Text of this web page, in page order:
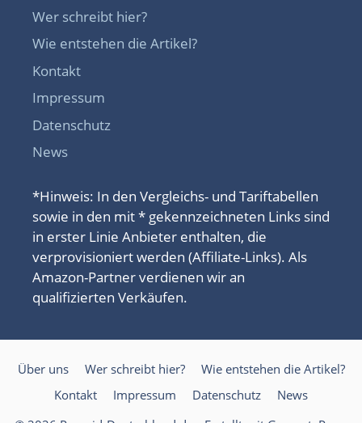
Wer schreibt hier?
Wie entstehen die Artikel?
Kontakt
Impressum
Datenschutz
News
*Hinweis: In den Vergleichs- und Tariftabellen
sowie in den mit * gekennzeichneten Links sind
in erster Linie Anbieter enthalten, die
verprovisioniert werden (Affiliate-Links). Als
Amazon-Partner verdienen wir an
qualifizierten Verkäufen.
Über uns Wer schreibt hier?
Wie entstehen die Artikel?
Kontakt
Impressum Datenschutz
News